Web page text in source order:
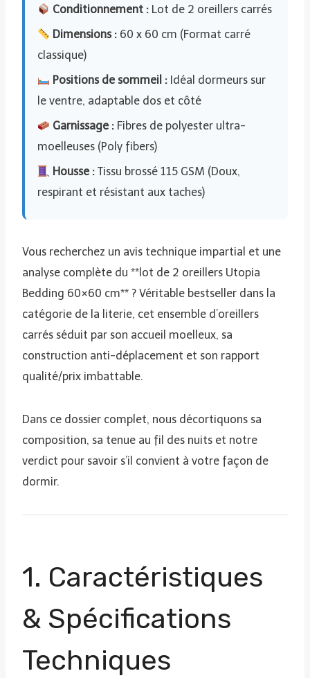
Conditionnement : Lot de 2 oreillers carrés
Dimensions : 60 x 60 cm (Format carré
classique)
Positions de sommeil : Idéal dormeurs sur
le ventre, adaptable dos et côté
Garnissage : Fibres de polyester ultra-
moelleuses (Poly fibers)
Housse : Tissu brossé 115 GSM (Doux,
respirant et résistant aux taches)
Vous recherchez un avis technique impartial et une
analyse complète du **lot de 2 oreillers Utopia
Bedding 60×60 cm** ? Véritable bestseller dans la
catégorie de la literie, cet ensemble d’oreillers
carrés séduit par son accueil moelleux, sa
construction anti-déplacement et son rapport
qualité/prix imbattable.
Dans ce dossier complet, nous décortiquons sa
composition, sa tenue au fil des nuits et notre
verdict pour savoir s’il convient à votre façon de
dormir.
1. Caractéristiques
& Spécifications
Techniques